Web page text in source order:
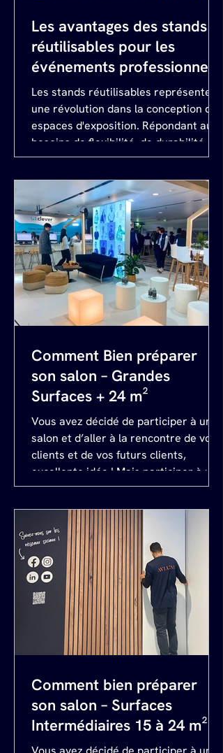
Les avantages des stands
réutilisables pour les
événements professionnels
Les stands réutilisables représentent
une révolution dans la conception des
espaces d'exposition. Répondant aux
besoins de flexibilité, de durabilité et
d'esthétique des entreprises
l'expérience des salons
professionnels avec des solutions
innovantes et écologiques. Découvrez
comment nos stands réutilisables
peuvent devenir l'atout maître de
votre stratégie événementielle.
Flexibilité et Adaptabilité Les stands
réutilisables d'Avluni sont synonymes
Comment Bien préparer
son salon – Grandes
Surfaces + 24 m²
Vous avez décidé de participer à un
salon et d’aller à la rencontre de vos
clients et de vos futurs clients,
excellente idée ! Mais participer à un
salon requiert une préparation
cela peut vite virer au cauchemar.
Compte tenu des enjeux financiers
liés à votre participation à ce salon –
Grandes Surfaces : prix de
l’emplacement, équipes mobilisées,
faux-frais, intervenants extérieurs...,
nous vous recommandons vivement
de faire appel à un pre
Comment bien préparer
son salon – Surfaces
Intermédiaires 15 à 24 m²